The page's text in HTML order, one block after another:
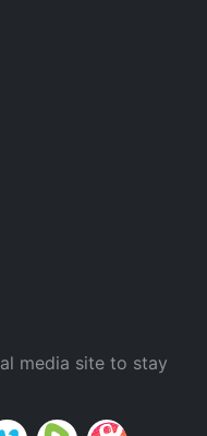
media site to stay